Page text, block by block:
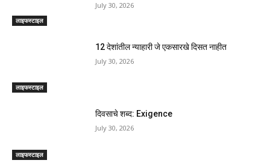
लाइफस्टाइल
July 30, 2026
लाइफस्टाइल
12 देशांतील न्याहारी जे एकसारखे दिसत नाहीत
July 30, 2026
लाइफस्टाइल
दिवसाचे शब्द: Exigence
July 30, 2026